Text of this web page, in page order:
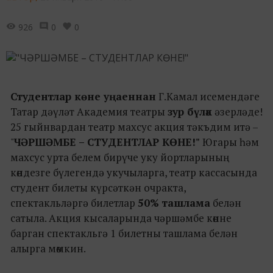
926 0 0
Студентлар көне уңаеннан Г.Камал исемендәге
Татар дәүләт Академия театры зур бүләк әзерләде!
25 гыйнвардан театр махсус акция тәкъдим итә –
"ЧӘРШӘМБЕ – СТУДЕНТЛАР КӨНЕ!" Югары һәм
махсус урта белем бирүче уку йортларының
көндезге бүлегендә укучыларга, театр кассасында
студент билеты күрсәткән очракта,
спектакльләргә билетлар 50% ташлама белән
сатыла. Акция кысаларында чәршәмбе көнне
барган спектакльгә 1 билетны ташлама белән
алырга мөмкин.